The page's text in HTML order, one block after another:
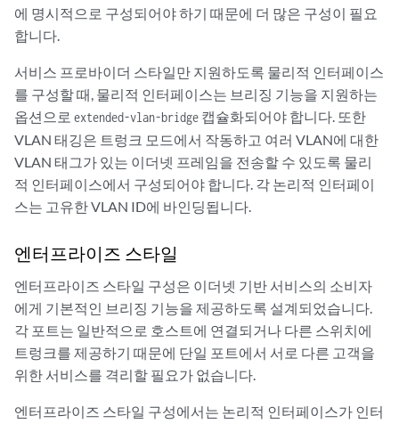
에 명시적으로 구성되어야 하기 때문에 더 많은 구성이 필요
합니다.
서비스 프로바이더 스타일만 지원하도록 물리적 인터페이스
를 구성할 때, 물리적 인터페이스는 브리징 기능을 지원하는
옵션으로 extended-vlan-bridge 캡슐화되어야 합니다. 또한
VLAN 태깅은 트렁크 모드에서 작동하고 여러 VLAN에 대한
VLAN 태그가 있는 이더넷 프레임을 전송할 수 있도록 물리
적 인터페이스에서 구성되어야 합니다. 각 논리적 인터페이
스는 고유한 VLAN ID에 바인딩됩니다.
엔터프라이즈 스타일
엔터프라이즈 스타일 구성은 이더넷 기반 서비스의 소비자
에게 기본적인 브리징 기능을 제공하도록 설계되었습니다.
각 포트는 일반적으로 호스트에 연결되거나 다른 스위치에
트렁크를 제공하기 때문에 단일 포트에서 서로 다른 고객을
위한 서비스를 격리할 필요가 없습니다.
엔터프라이즈 스타일 구성에서는 논리적 인터페이스가 인터